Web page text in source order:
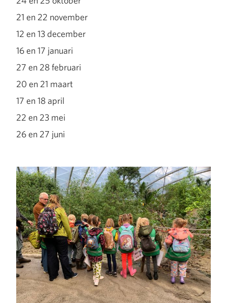
21 en 22 november
12 en 13 december
16 en 17 januari
27 en 28 februari
20 en 21 maart
17 en 18 april
22 en 23 mei
26 en 27 juni